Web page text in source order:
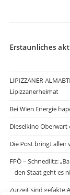
Erstaunliches
LIPIZZANER-
Lipizzanerheimat
Bei Wien Energie
Dieselkino
Die Post bringt allen
FPÖ – Schnedlitz:
– den Staat geht es
Zurzeit sind gefakte